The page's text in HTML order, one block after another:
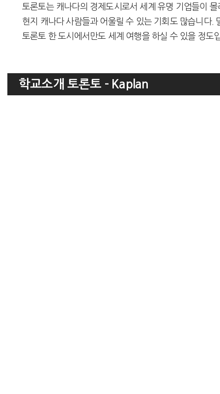
토론토는 캐나다의 경제도시로서 세계 유명 기업들이
현지 캐나다 사람들과 어울릴 수 있는 기회도 많습니다.
토론토 한 도시에서만도 세계 여행을 하실 수 있을 정도
학교소개 토론토 - Kaplan